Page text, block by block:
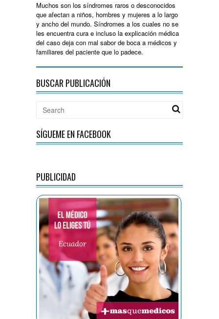
Muchos son los síndromes raros o desconocidos
que afectan a niños, hombres y mujeres a lo largo
y ancho del mundo. Síndromes a los cuales no se
les encuentra cura e incluso la explicación médica
del caso deja con mal sabor de boca a médicos y
familiares del paciente que lo padece.
BUSCAR PUBLICACIÓN
SÍGUEME EN FACEBOOK
PUBLICIDAD